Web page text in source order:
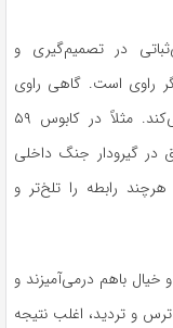
در تصمیم‌گیری و
راوی است. گاهی راوی
سخنی می‌گوید و کمی بعد، همان را نقض می‌کند. مثلاً در کابوس ۵۹
گیرودار جنگ داخلی
رابطه را تلخ‌تر و
باهم درمی‌آمیزند و
و تردید، اغلب نتیجه